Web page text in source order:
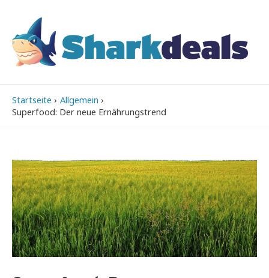
Startseite
Allgemein
Superfood: Der neue Ernährungstrend